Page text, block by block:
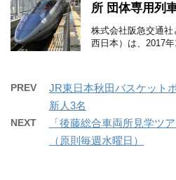
所 団体専用列
株式会社阪急交通
西日本）は、2017年
PREV
JR東日本秋田バスケット
新人3名
NEXT
「後藤総合車両所見学ツ
（原則毎週水曜日）